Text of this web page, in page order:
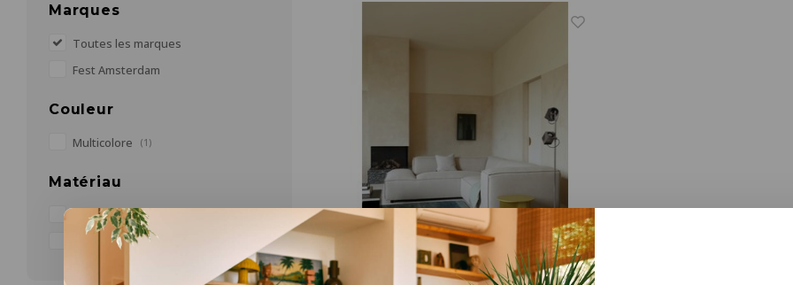
Marques
Toutes les marques
Fest Amsterdam
Couleur
Multicolore (1)
Matériau
Bois (1)
Plastique (1)